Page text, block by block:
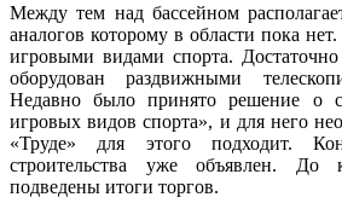
Между тем над бассейном
аналогов которому в области пока
игровыми видами спорта. Достаточно
оборудован раздвижными
Недавно было принято решение о
игровых видов спорта», и для него
«Труде» для этого подходит.
строительства уже объявлен. До
подведены итоги торгов.